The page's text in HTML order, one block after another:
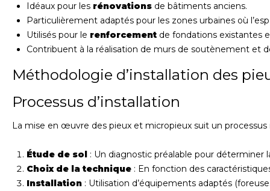
Idéaux pour les rénovations de bâtiments anciens.
Particulièrement adaptés pour les zones urbaines où
Utilisés pour le renforcement de fondations existantes
Contribuent à la réalisation de murs de soutènement et
Méthodologie d’installation des
Processus d’installation
La mise en œuvre des pieux et micropieux suit un processus
Étude de sol : Un diagnostic préalable pour déterminer
Choix de la technique : En fonction des
Installation : Utilisation d’équipements adaptés